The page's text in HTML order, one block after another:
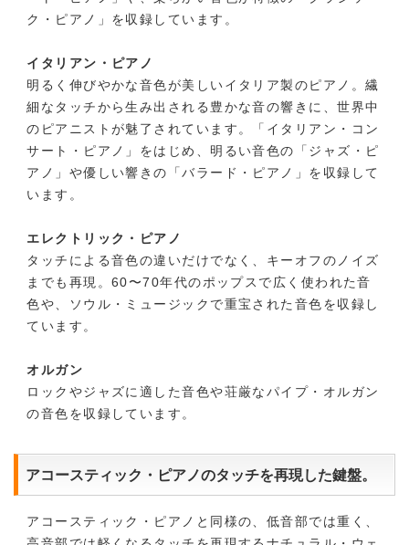
ク・ピアノ」を収録しています。
イタリアン・ピアノ
明るく伸びやかな音色が美しいイタリア製のピアノ。繊
細なタッチから生み出される豊かな音の響きに、世界中
のピアニストが魅了されています。「イタリアン・コン
サート・ピアノ」をはじめ、明るい音色の「ジャズ・ピ
アノ」や優しい響きの「バラード・ピアノ」を収録して
います。
エレクトリック・ピアノ
タッチによる音色の違いだけでなく、キーオフのノイズ
までも再現。60〜70年代のポップスで広く使われた音
色や、ソウル・ミュージックで重宝された音色を収録し
ています。
オルガン
ロックやジャズに適した音色や荘厳なパイプ・オルガン
の音色を収録しています。
アコースティック・ピアノのタッチを再現した鍵盤。
アコースティック・ピアノと同様の、低音部では重く、